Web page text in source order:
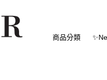
商品分類